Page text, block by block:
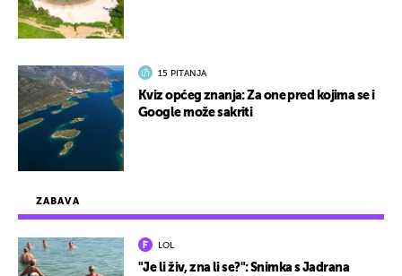
ZABAVA
LOL
"Je li živ, zna li se?": Snimka s Jadrana
15 PITANJA
Kviz općeg znanja: Za one pred kojima se i
Google može sakriti